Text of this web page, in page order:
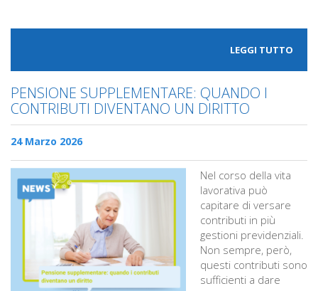
LEGGI TUTTO
PENSIONE SUPPLEMENTARE: QUANDO I
CONTRIBUTI DIVENTANO UN DIRITTO
24 Marzo 2026
Nel corso della vita
lavorativa può
capitare di versare
contributi in più
gestioni previdenziali.
Non sempre, però,
questi contributi sono
sufficienti a dare